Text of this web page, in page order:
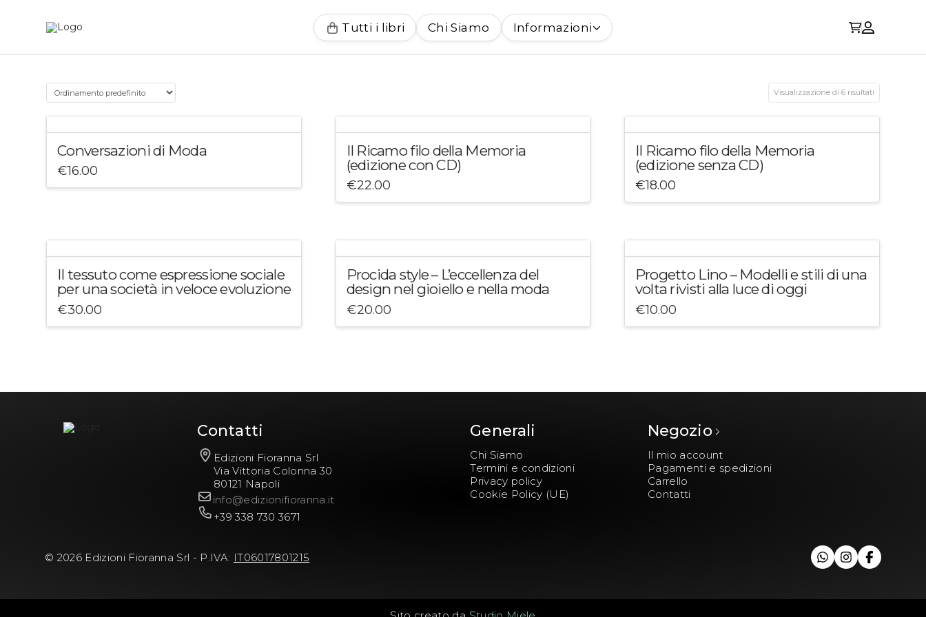
Tutti i libri Chi Siamo Informazioni
Visualizzazione di 6 risultati
Conversazioni di Moda
€16.00
Il Ricamo filo della Memoria
(edizione con CD)
€22.00
Il Ricamo filo della Memoria
(edizione senza CD)
€18.00
Il tessuto come espressione sociale
per una società in veloce evoluzione
€30.00
Procida style – L’eccellenza del
design nel gioiello e nella moda
€20.00
Progetto Lino – Modelli e stili di una
volta rivisti alla luce di oggi
€10.00
Contatti
Edizioni Fioranna Srl
Via Vittoria Colonna 30
80121 Napoli
info@edizionifioranna.it
+39 338 730 3671
Generali
Chi Siamo
Termini e condizioni
Privacy policy
Cookie Policy (UE)
Negozio
Il mio account
Pagamenti e spedizioni
Carrello
Contatti
© 2026 Edizioni Fioranna Srl - P.IVA: IT06017801215